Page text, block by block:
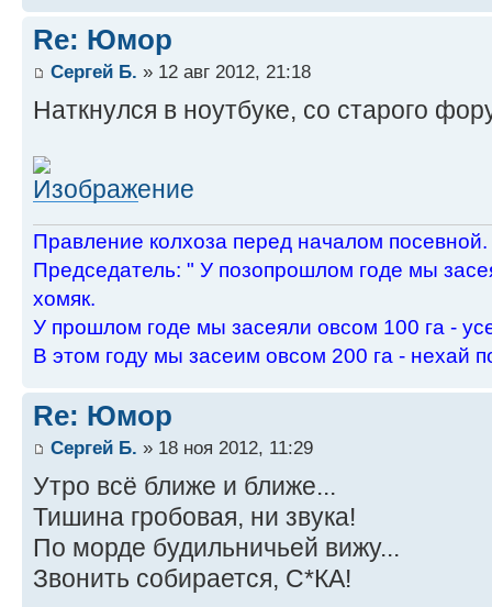
Re: Юмор
Сергей Б. » 12 авг 2012, 21:18
Наткнулся в ноутбуке, со старого
Пpавление колхоза пеpед началом посевной.
Пpедседатель: " У позопpошлом годе мы
хомяк.
У пpошлом годе мы засеяли овсом 100 га -
В этом году мы засеим овсом 200 га - нехай
Re: Юмор
Сергей Б. » 18 ноя 2012, 11:29
Утро всё ближе и ближе...
Тишина гробовая, ни звука!
По морде будильничьей вижу...
Звонить собирается, С*КА!